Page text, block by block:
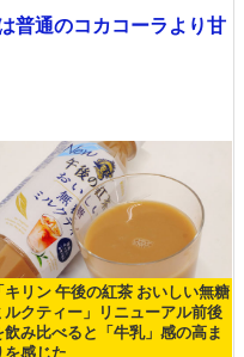
普通のコカコーラより甘
キリン 午後の紅茶 おいしい無糖
ルクティー」リニューアル前後
飲み比べると「牛乳」感の高ま
を感じた